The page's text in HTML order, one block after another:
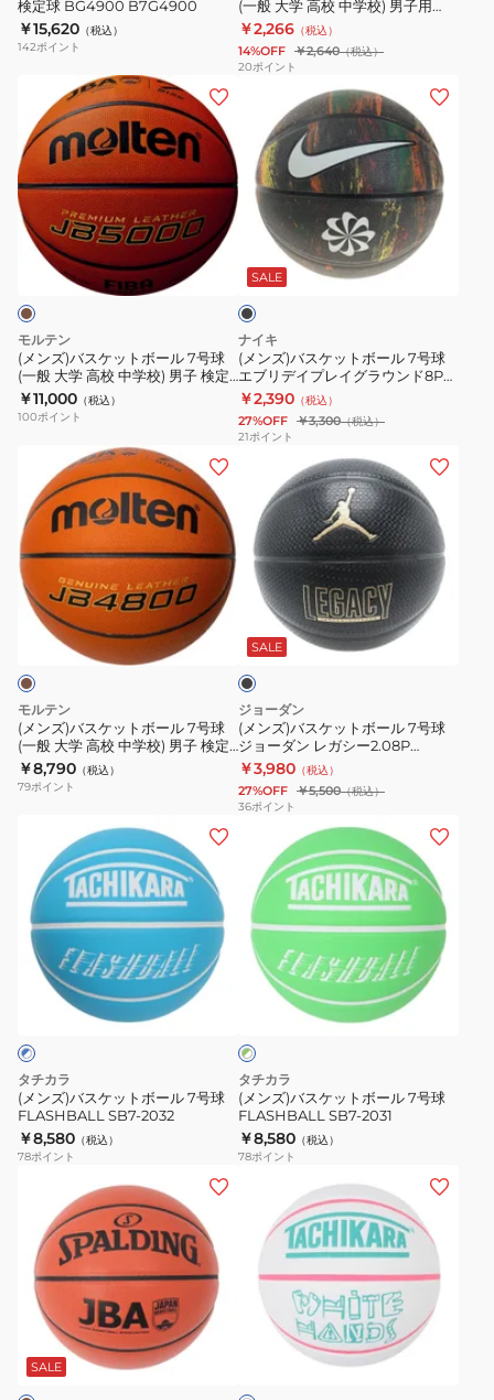
子
検
定
合
球
BG5000
B7G5000
自
屋
内
室
内
子
BG3800
B7G3801
7
号
球
BG4900
B7G4900
検定球 BG4900 B7G4900
￥15,620 （税込）
142ポイント
7
号
球
学
校)
男
子
用
GR7
BGR7-
(一般 大学 高校 中学校) 男子用
GR7 BGR7-OI 自主練
￥2,266 （税込）
14%OFF ￥2,640（税込）
20ポイント
ズ)
バ
ス
ケ
ッ
ボ
ー
ル
7
号
大
学
高
校
校)
男
子
検
定
認
球
JB5000
B7C5000
主
練
屋
内
室
モルテン
(メンズ)バスケットボール 7号球
(一般 大学 高校 中学校) 男子 検定
球 国際公認球 JB5000 B7C5000
自主練 屋内 室内
￥11,000 （税込）
100ポイント
ト
ボ
ー
ル
7
号
球
イ
グ
ラ
ウ
ン
ド
8P
ト
BS3040
973
SALE
ブ
ラ
ッ
ク
ナイキ
(メンズ)バスケットボール 7号球
エブリデイプレイグラウンド8Pネ
クスト BS3040 973
￥2,390 （税込）
27%OFF ￥3,300（税込）
21ポイント
ズ)
バ
ス
ケ
ッ
ボ
ー
ル
7
号
学
高
校)
男
子
検
定
JB4800
B7C4800
内
モルテン
(メンズ)バスケットボール 7号球
(一般 大学 高校 中学校) 男子 検定
球 JB4800 B7C4800 自主練 屋
内 室内
￥8,790 （税込）
79ポイント
ト
ボ
ー
ル
7
号
球
ダ
ン
ー
2.08P
JD4012-
051
屋
SALE
ブ
ラ
ッ
ク
ジョーダン
(メンズ)バスケットボール 7号球
ジョーダン レガシー2.08P
JD4012-051 屋外 室外
￥3,980 （税込）
27%OFF ￥5,500（税込）
36ポイント
ズ)
バ
ス
ボ
ー
ル
7
号
FLASHBALL
SB7-
2032
タチカラ
(メンズ)バスケットボール 7号球
FLASHBALL SB7-2032
￥8,580 （税込）
78ポイント
ズ)
バ
ス
ボ
ー
ル
7
号
FLASHBALL
SB7-
2031
グ
リ
ー
ホ
ワ
イ
ト
タチカラ
(メンズ)バスケットボール 7号球
FLASHBALL SB7-2031
￥8,580 （税込）
78ポイント
ト
ボ
SALE
ボ
ホ
ワ
イ